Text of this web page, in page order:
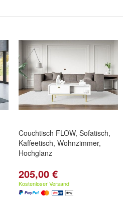
Couchtisch FLOW, Sofatisch,
Kaffeetisch, Wohnzimmer,
Hochglanz
205,00 €
Kostenloser Versand